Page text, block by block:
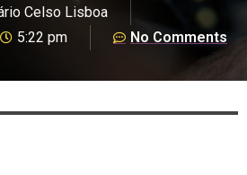
Celso Lisboa
5:22 pm No Comments